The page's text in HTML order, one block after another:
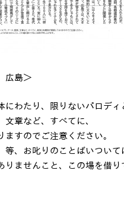
広島＞
にわたり、限りないパロディ
章など、すべてに、
すのでご注意ください。
等、お叱りのことばいついて
ませんこと、この場を借り